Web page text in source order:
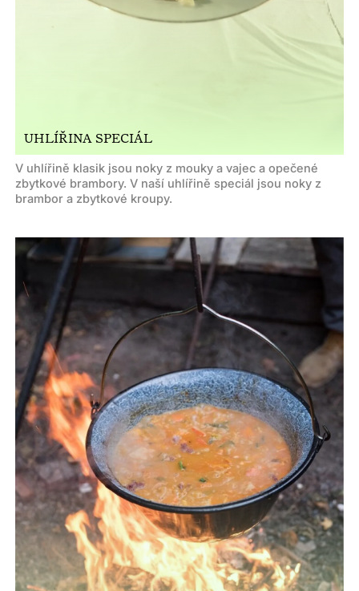
UHLÍŘINA SPECIÁL
V uhlířině klasik jsou noky z mouky a vajec a opečené
zbytkové brambory. V naší uhlířině speciál jsou noky z
brambor a zbytkové kroupy.